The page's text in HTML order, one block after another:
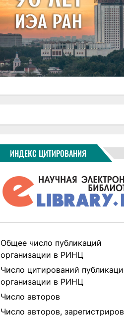
ИНДЕКС ЦИТИРОВАНИЯ
Общее число публикаций
организации в РИНЦ
Число цитирований
организации в РИНЦ
Число авторов
Число авторов,